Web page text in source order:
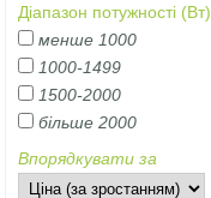
Діапазон потужності (Вт)
менше 1000
1000-1499
1500-2000
більше 2000
Впорядкувати за